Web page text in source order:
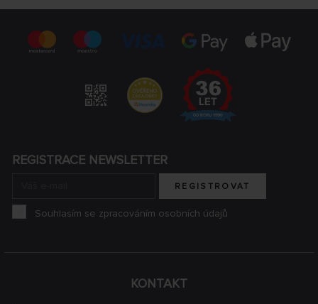
KONTAKT
REGISTRACE NEWSLETTER
REGISTROVAT
Souhlasím se zpracováním osobních údajů